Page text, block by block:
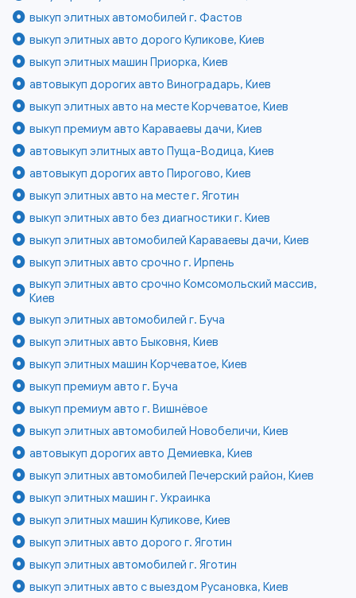
выкуп элитных автомобилей г. Фастов
выкуп элитных авто дорого Куликове, Киев
выкуп элитных машин Приорка, Киев
автовыкуп дорогих авто Виноградарь, Киев
выкуп элитных авто на месте Корчеватое, Киев
выкуп премиум авто Караваевы дачи, Киев
автовыкуп элитных авто Пуща-Водица, Киев
автовыкуп дорогих авто Пирогово, Киев
выкуп элитных авто на месте г. Яготин
выкуп элитных авто без диагностики г. Киев
выкуп элитных автомобилей Караваевы дачи, Киев
выкуп элитных авто срочно г. Ирпень
выкуп элитных авто срочно Комсомольский массив,
Киев
выкуп элитных автомобилей г. Буча
выкуп элитных авто Быковня, Киев
выкуп элитных машин Корчеватое, Киев
выкуп премиум авто г. Буча
выкуп премиум авто г. Вишнёвое
выкуп элитных автомобилей Новобеличи, Киев
автовыкуп дорогих авто Демиевка, Киев
выкуп элитных автомобилей Печерский район, Киев
выкуп элитных машин г. Украинка
выкуп элитных машин Куликове, Киев
выкуп элитных авто дорого г. Яготин
выкуп элитных автомобилей г. Яготин
выкуп элитных авто с выездом Русановка, Киев